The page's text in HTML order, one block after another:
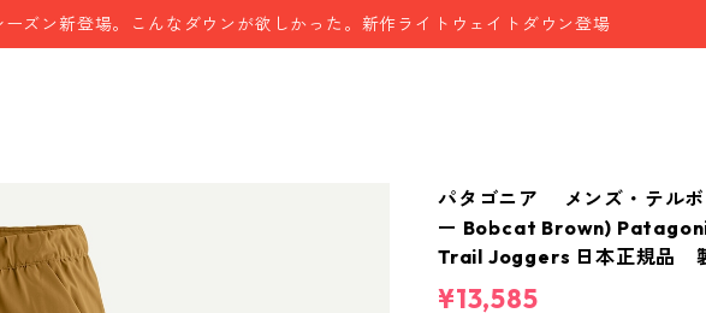
ーズン新登場。こんなダウンが欲しかった。新作ライトウェイトダウン登場
パタゴニア メンズ・テル
ー Bobcat Brown)
Trail Joggers 日本正規品
¥13,585